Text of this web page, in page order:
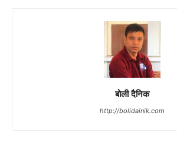
बोली दैनिक
http://bolidainik.com